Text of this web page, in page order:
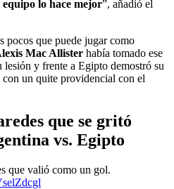
lo hace mejor”, añadió el
pocos que puede jugar como
Mac Allister había tomado ese
y frente a Egipto demostró su
un quite providencial con el
que se gritó
vs. Egipto
que valió como un gol.